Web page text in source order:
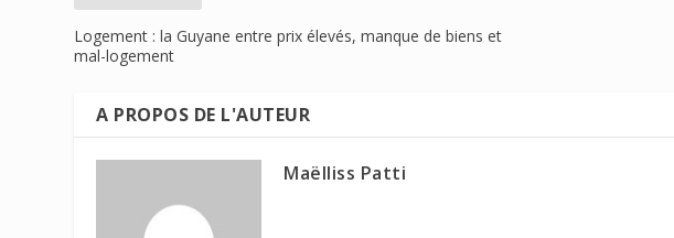
Logement : la Guyane entre prix élevés, manque de biens et
mal-logement
A PROPOS DE L'AUTEUR
Maëlliss Patti